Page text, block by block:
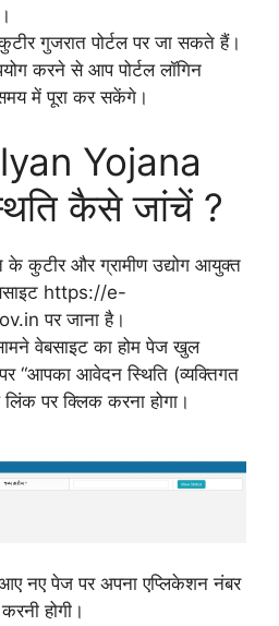
गुजरात पोर्टल पर जा सकते हैं।
करने से आप पोर्टल लॉगिन
में पूरा कर सकेंगे।
Yojana
कैसे जांचें ?
के कुटीर और ग्रामीण उद्योग आयुक्त
https://e-
पर जाना है।
वेबसाइट का होम पेज खुल
“आपका आवेदन स्थिति (व्यक्तिगत
पर क्लिक करना होगा।
नए पेज पर अपना एप्लिकेशन नंबर
होगी।